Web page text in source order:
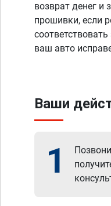
возврат денег и
прошивки, если
ваш авто
Ваши
1